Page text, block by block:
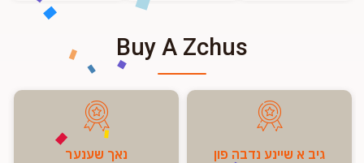
Buy A Zchus
גיב א שיינע נדבה פון נאך שענער